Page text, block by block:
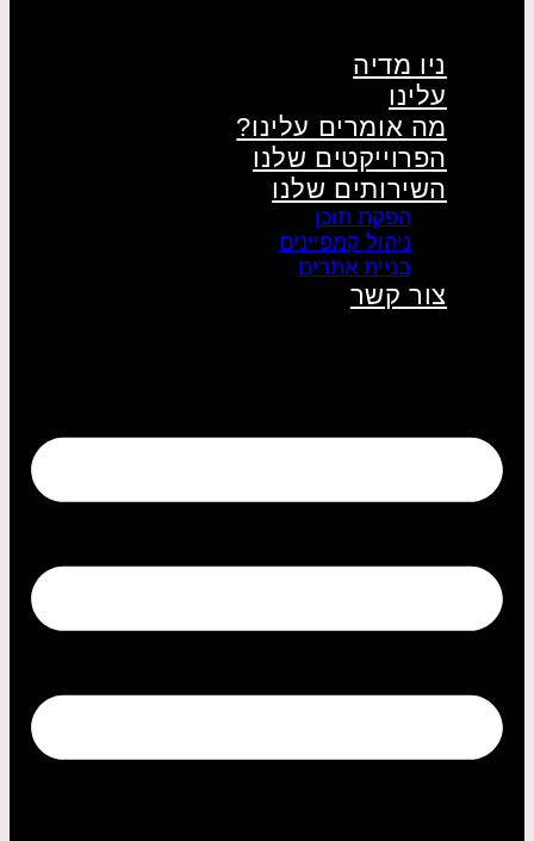
ניו מדיה
עלינו
מה אומרים עלינו?
הפרוייקטים שלנו
השירותים שלנו
הפקת תוכן
ניהול קמפיינים
בניית אתרים
צור קשר